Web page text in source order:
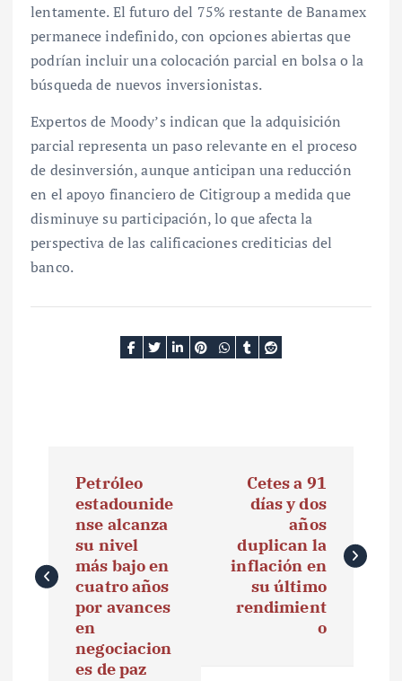
lentamente. El futuro del 75% restante de Banamex
permanece indefinido, con opciones abiertas que
podrían incluir una colocación parcial en bolsa o la
búsqueda de nuevos inversionistas.
Expertos de Moody’s indican que la adquisición
parcial representa un paso relevante en el proceso
de desinversión, aunque anticipan una reducción
en el apoyo financiero de Citigroup a medida que
disminuye su participación, lo que afecta la
perspectiva de las calificaciones crediticias del
banco.
e
Petróleo
estadounide
nse alcanza
su nivel
más bajo en
cuatro años
por avances
en
negociacion
es de paz
Cetes a 91
días y dos
años
duplican la
inflación en
su último
rendimient
o